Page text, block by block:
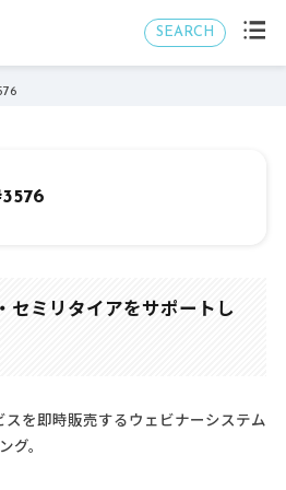
SEARCH
セミリタイアをサポートし
を即時販売するウェビナーシステム
グ。